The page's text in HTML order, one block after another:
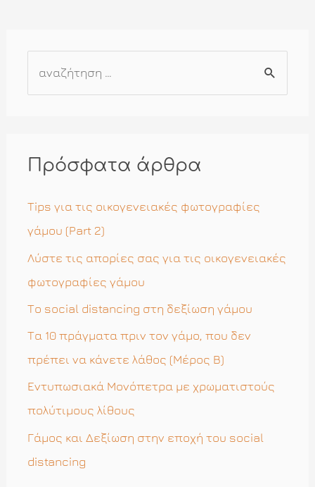
ή
η
σ
η
γ
Πρόσφατα άρθρα
Tips για τις οικογενειακές φωτογραφίες
γάμου (Part 2)
Λύστε τις απορίες σας για τις οικογενειακές
φωτογραφίες γάμου
Το social distancing στη δεξίωση γάμου
Τα 10 πράγματα πριν τον γάμο, που δεν
πρέπει να κάνετε λάθος (Μέρος Β)
Εντυπωσιακά Μονόπετρα με χρωματιστούς
πολύτιμους λίθους
Γάμος και Δεξίωση στην εποχή του social
distancing